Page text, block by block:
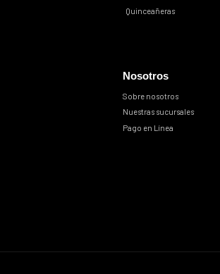
Quinceañeras
Nosotros
Sobre nosotros
Nuestras sucursales
Pago en Línea